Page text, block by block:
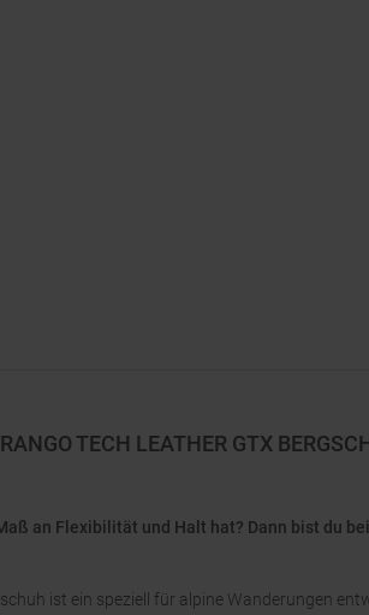
TECH LEATHER GTX
an Flexibilität und Halt hat? Dann bist du
ist ein speziell für alpine Wanderungen